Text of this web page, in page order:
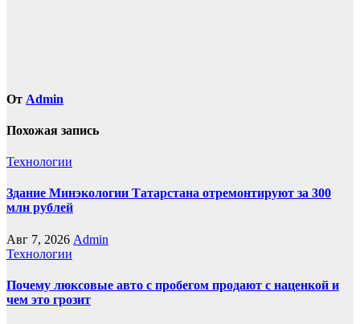
От Admin
Похожая запись
Технологии
Здание Минэкологии Татарстана отремонтируют за 300
млн рублей
Авг 7, 2026 Admin
Технологии
Почему люксовые авто с пробегом продают с наценкой и
чем это грозит